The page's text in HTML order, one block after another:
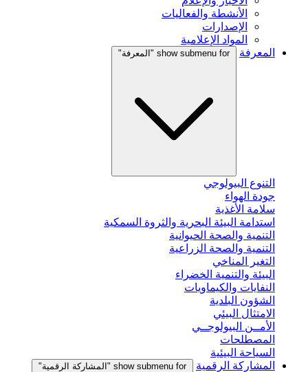
الأنشطة والفعاليات
الإصدارات
المواد الإعلامية
المعرفة
show submenu for "المعرفة"
التنوع البيولوجي
جودة الهواء
سلامة الأغذية
استدامة البيئة البحرية والثروة السمكية
التنمية والصحة الحيوانية
التنمية والصحة الزراعية
التغير المناخي
البيئة والتنمية الخضراء
النفايات والكيماويات
الشؤون البلدية
الامتثال البيئي
الأمــن البيولوجــي
المصطلحات
السياحة البيئية
المشاركة الرقمية
show submenu for "المشاركة الرقمية"